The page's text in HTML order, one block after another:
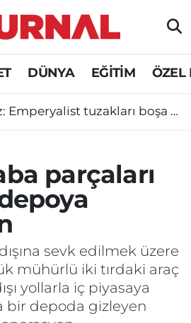
DÜNYA EĞİTİM ÖZEL
tuzakları boşa çıkarmaya devam edeceğiz
parçaları
sevk edilmek üzere
mühürlü iki tırdaki araç
yollarla iç piyasaya
bir depoda gizleyen
Durumu ve Fikstür